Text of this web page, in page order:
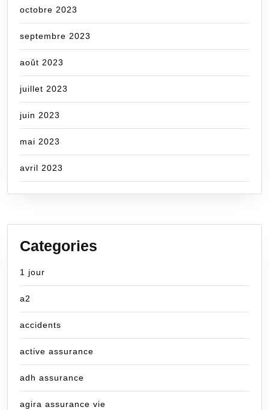
octobre 2023
septembre 2023
août 2023
juillet 2023
juin 2023
mai 2023
avril 2023
Categories
1 jour
a2
accidents
active assurance
adh assurance
agira assurance vie